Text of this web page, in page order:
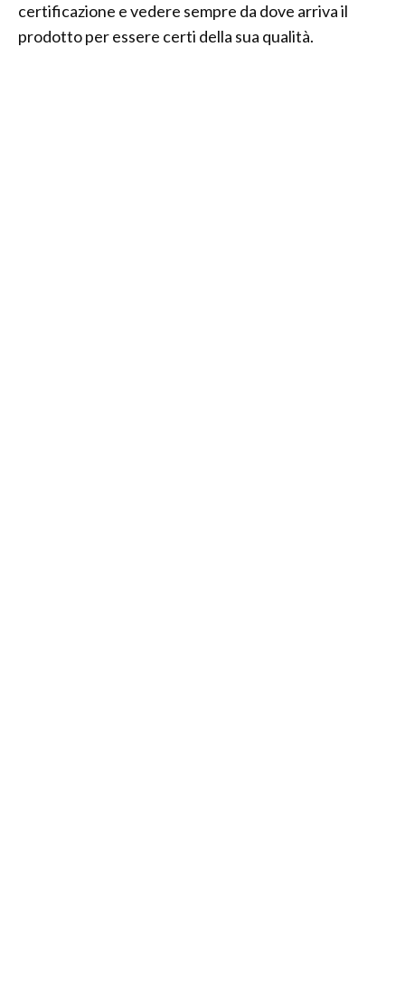
certificazione e vedere sempre da dove arriva il
prodotto per essere certi della sua qualità.